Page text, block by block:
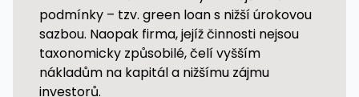
podmínky – tzv. green loan s nižší úrokovou
sazbou. Naopak firma, jejíž činnosti nejsou
taxonomicky způsobilé, čelí vyšším
nákladům na kapitál a nižšímu zájmu
investorů.